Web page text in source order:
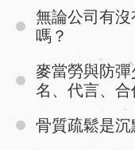
無論公司有
嗎？
麥當勞與防
名、代言、
骨質疏鬆是沉